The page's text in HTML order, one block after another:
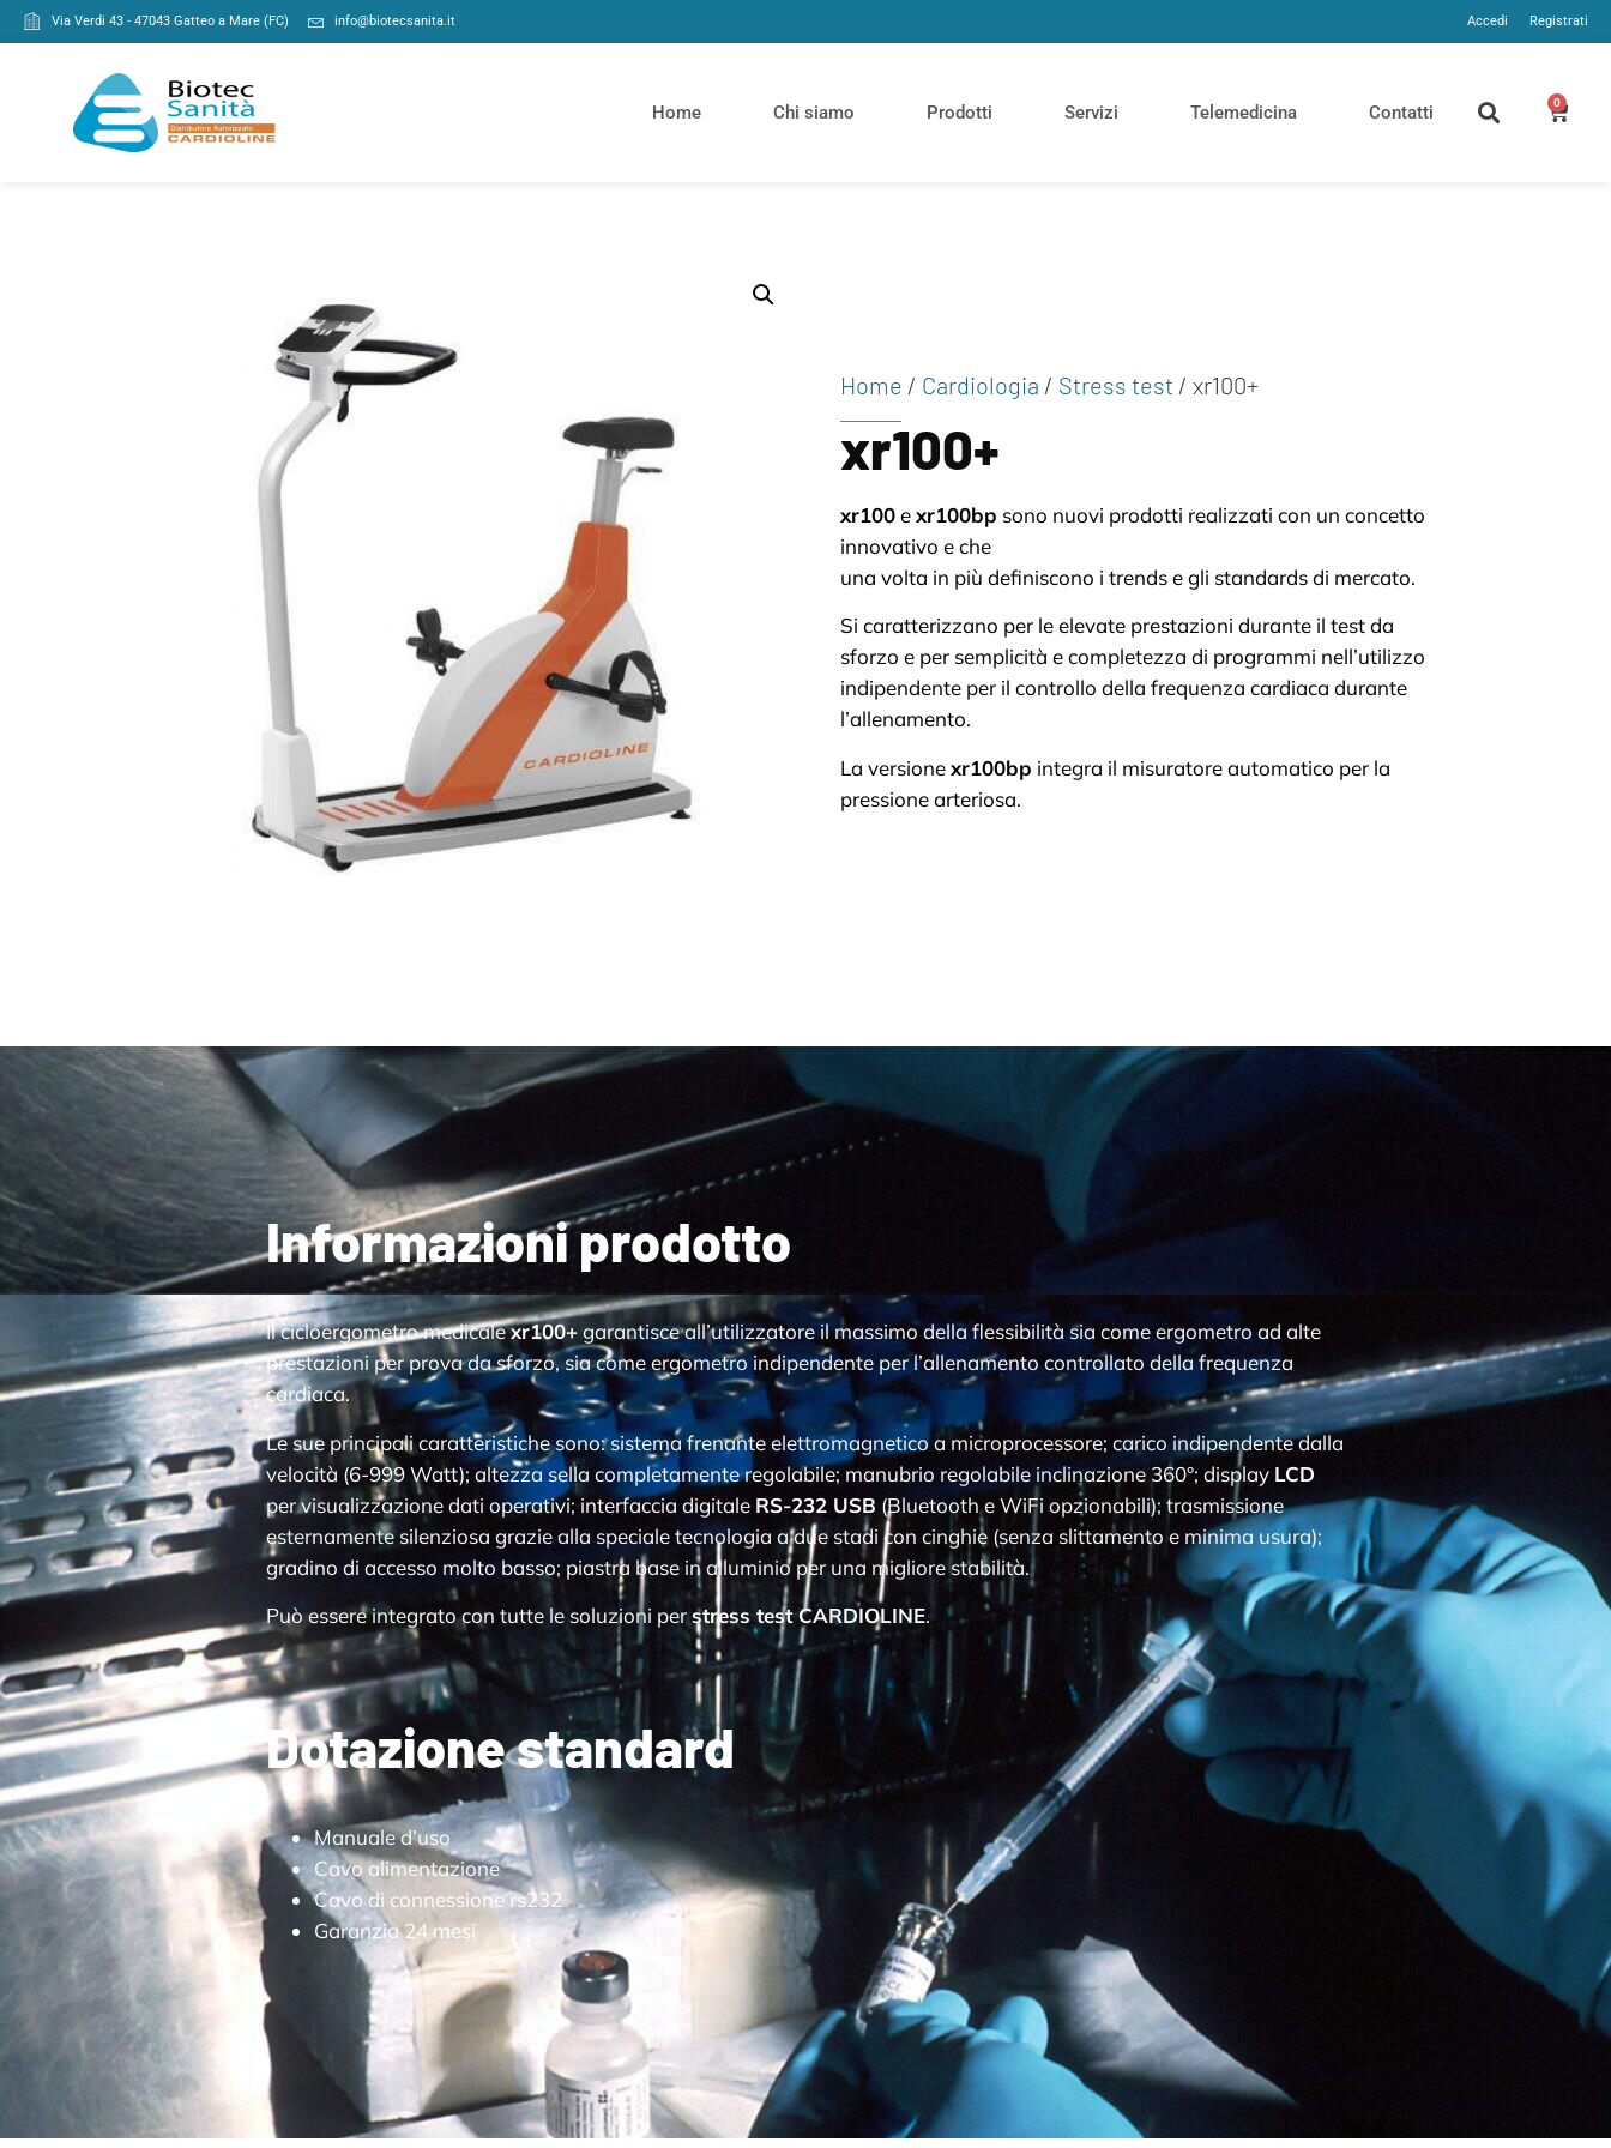
Via Verdi 43 - 47043 Gatteo a Mare (FC) info@biotecsanita.it Accedi Registrati
Home Chi siamo Prodotti Servizi Telemedicina Contatti 0
Home / Cardiologia / Stress test / xr100+
xr100+
xr100exr100bp sono nuovi prodotti realizzati con un concetto
innovativo e che
una volta in più definiscono i trends e gli standards di mercato.
Si caratterizzano per le elevate prestazioni durante il test da
sforzo e per semplicità e completezza di programmi nell’utilizzo
indipendente per il controllo della frequenza cardiaca durante
l’allenamento.
La versionexr100bp integra il misuratore automatico per la
pressione arteriosa.
Informazioni prodotto
Il cicloergometro medicalexr100+garantisce all’utilizzatore il massimo della flessibilità sia come ergometro ad alte
prestazioni per prova da sforzo, sia come ergometro indipendente per l’allenamento controllato della frequenza
cardiaca.
Le sue principali caratteristiche sono: sistema frenante elettromagnetico a microprocessore; carico indipendente dalla
velocità (6-999 Watt); altezza sella completamente regolabile; manubrio regolabile inclinazione 360°; display LCD
per visualizzazione dati operativi; interfaccia digitale RS-232 USB (Bluetooth e WiFi opzionabili); trasmissione
esternamente silenziosa grazie alla speciale tecnologia a due stadi con cinghie (senza slittamento e minima usura);
gradino di accesso molto basso; piastra base in alluminio per una migliore stabilità.
Può essere integrato con tutte le soluzioni perstress test CARDIOLINE.
Dotazione standard
Manuale d’uso
Cavo alimentazione
Cavo di connessione rs232
Garanzia 24 mesi